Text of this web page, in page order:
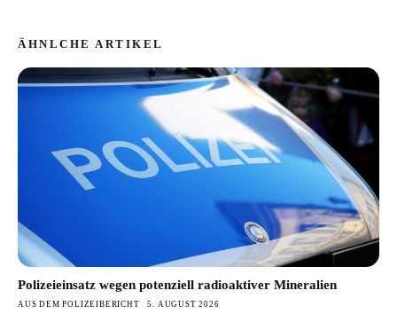
ÄHNLCHE ARTIKEL
Polizeieinsatz wegen potenziell radioaktiver Mineralien
AUS DEM POLIZEIBERICHT 5. AUGUST 2026